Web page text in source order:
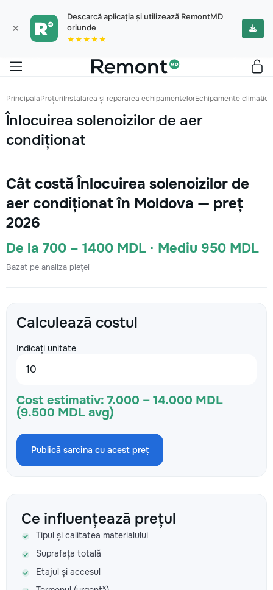
×
Descarcă aplicația și utilizează RemontMD
oriunde
★★★★★
PrincipalaPrețuriInstalarea și repararea echipamentelorEchipamente climatice
Înlocuirea solenoizilor de aer
condiționat
Cât costă Înlocuirea solenoizilor de
aer condiționat în Moldova — preț
2026
De la 700 – 1400 MDL · Mediu 950 MDL
Bazat pe analiza pieței
Calculează costul
Indicați unitate
Cost estimativ: 7.000 – 14.000 MDL
(9.500 MDL avg)
Publică sarcina cu acest preț
Ce influențează prețul
Tipul și calitatea materialului
Suprafața totală
Etajul și accesul